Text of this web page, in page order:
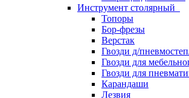
Инструмент столярный
Топоры
Бор-фрезы
Верстак
Гвозди д/
Гвозди для
Гвозди для
Карандаши
Лезвия